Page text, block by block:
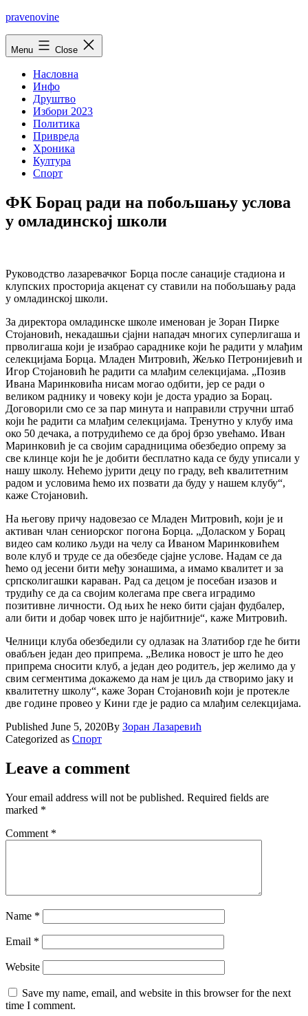
Skip
pravenovine
Menu Close
Насловна
Инфо
Друштво
Избори 2023
Политика
Привреда
Хроника
Култура
Спорт
ФК Борац ради на побољшању услова
у омладинској школи
Руководство лазаревачког Борца после санације стадиона и
клупских просторија акценат су ставили на побољшању рада
у омладинској школи.
За директора омладинске школе именован је Зоран Пирке
Стојановић, некадашњи сјајни нападач многих суперлигаша и
прволигаша који је изабрао сараднике који ће радити у млађим
селекцијама Борца. Младен Митровић, Жељко Петронијевић и
Игор Стојановић ће радити са млађим селекцијама. „Позив
Ивана Маринковића нисам могао одбити, јер се ради о
великом раднику и човеку који је доста урадио за Борац.
Договорили смо се за пар минута и направили стручни штаб
који ће радити са млађим селекцијама. Тренутно у клубу има
око 50 дечака, а потрудићемо се да број брзо увећамо. Иван
Маринковић је са својим сарадницима обезбедио опрему за
све клинце који ће је добити бесплатно када се буду уписали у
нашу школу. Нећемо јурити децу по граду, већ квалитетним
радом и условима ћемо их позвати да буду у нашем клубу“,
каже Стојановић.
На његову причу надовезао се Младен Митровић, који је и
активан члан сениорског погона Борца. „Доласком у Борац
видео сам колико људи на челу са Иваном Маринковићем
воле клуб и труде се да обезбеде сјајне услове. Надам се да
ћемо од јесени бити међу зонашима, а имамо квалитет и за
српсколигашки караван. Рад са децом је посебан изазов и
трудићу се да са својим колегама пре свега иградимо
позитивне личности. Од њих ће неко бити сјајан фудбалер,
али бити и добар човек што је најбитније“, каже Митровић.
Челници клуба обезбедили су одлазак на Златибор где ће бити
овабљен један део припрема. „Велика новост је што ће део
припрема сносити клуб, а један део родитељ, јер желимо да у
свим сегментима докажемо да нам је циљ да створимо јаку и
квалитетну школу“, каже Зоран Стојановић који је протекле
две године провео у Кини где је радио са млађим селекцијама.
Published June 5, 2020By Зоран Лазаревић
Categorized as Спорт
Leave a comment
Your email address will not be published. Required fields are
marked *
Comment *
Name *
Email *
Website
Save my name, email, and website in this browser for the next
time I comment.